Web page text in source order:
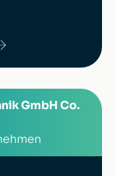
GmbH Co.